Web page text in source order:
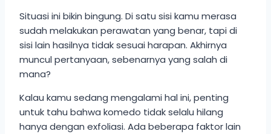
Situasi ini bikin bingung. Di satu sisi kamu merasa
sudah melakukan perawatan yang benar, tapi di
sisi lain hasilnya tidak sesuai harapan. Akhirnya
muncul pertanyaan, sebenarnya yang salah di
mana?
Kalau kamu sedang mengalami hal ini, penting
untuk tahu bahwa komedo tidak selalu hilang
hanya dengan exfoliasi. Ada beberapa faktor lain